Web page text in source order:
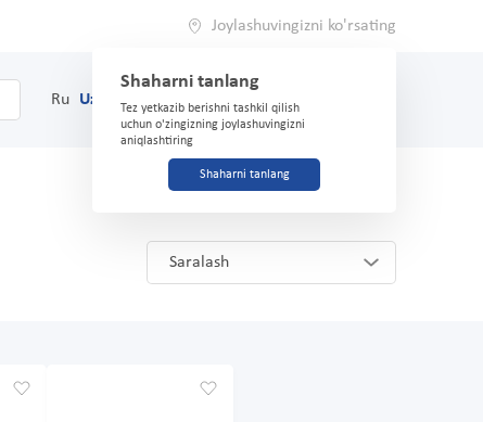
Joylashuvingizni ko'rsating
Shaharni tanlang
Tez yetkazib berishni tashkil qilish
uchun o'zingizning joylashuvingizni
aniqlashtiring
Shaharni tanlang
Ru Uz (71) 200-03-03
Saralash